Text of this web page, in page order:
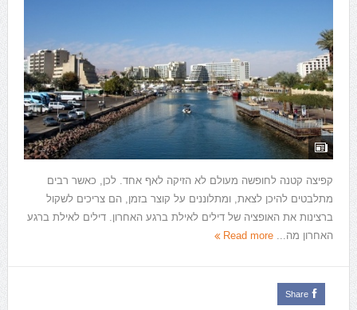
קפיצה קטנה לחופשה מעולם לא הזיקה לאף אחד. לכן, כאשר רבים
מתלבטים להיכן לצאת, ומתלוננים על קוצר בזמן, הם צריכים לשקול
ברצינות את האופציה של דילים לאילת ברגע האחרון. דילים לאילת ברגע
האחרון מה... Read more
Share